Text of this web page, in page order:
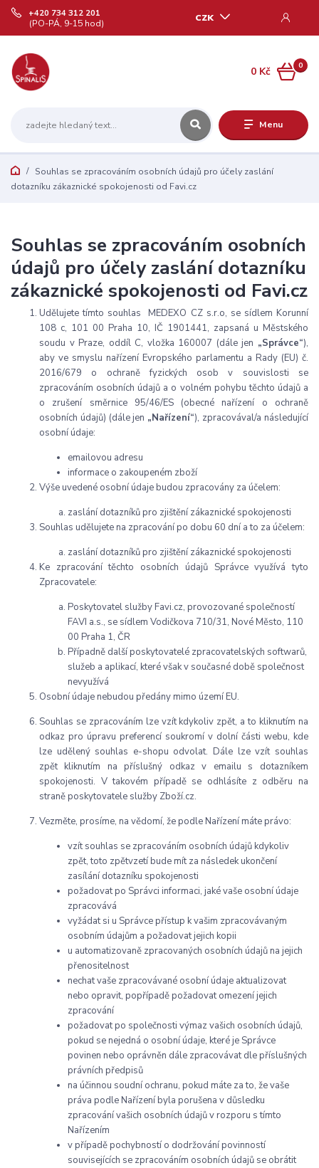
Menu
CZK
+420 734 312 201
(PO-PÁ, 9-15 hod)
0
0 Kč
Souhlas se zpracováním osobních údajů pro účely zaslání
dotazníku zákaznické spokojenosti od Favi.cz
Souhlas se zpracováním osobních
údajů pro účely zaslání dotazníku
zákaznické spokojenosti od Favi.cz
Udělujete tímto souhlas MEDEXO CZ s.r.o, se sídlem Korunní
108 c, 101 00 Praha 10, IČ 1901441, zapsaná u Městského
soudu v Praze, oddíl C, vložka 160007 (dále jen „Správce“),
aby ve smyslu nařízení Evropského parlamentu a Rady (EU) č.
2016/679 o ochraně fyzických osob v souvislosti se
zpracováním osobních údajů a o volném pohybu těchto údajů a
o zrušení směrnice 95/46/ES (obecné nařízení o ochraně
osobních údajů) (dále jen „Nařízení“), zpracovával/a následující
osobní údaje:
emailovou adresu
informace o zakoupeném zboží
Výše uvedené osobní údaje budou zpracovány za účelem:
zaslání dotazníků pro zjištění zákaznické spokojenosti
Souhlas udělujete na zpracování po dobu 60 dní a to za účelem:
zaslání dotazníků pro zjištění zákaznické spokojenosti
Ke zpracování těchto osobních údajů Správce využívá tyto
Zpracovatele:
Poskytovatel služby Favi.cz, provozované společností
FAVI a.s., se sídlem Vodičkova 710/31, Nové Město, 110
00 Praha 1, ČR
Případně další poskytovatelé zpracovatelských softwarů,
služeb a aplikací, které však v současné době společnost
nevyužívá
Osobní údaje nebudou předány mimo území EU.
Souhlas se zpracováním lze vzít kdykoliv zpět, a to kliknutím na
odkaz pro úpravu preferencí soukromí v dolní části webu, kde
lze udělený souhlas e-shopu odvolat. Dále lze vzít souhlas
zpět kliknutím na příslušný odkaz v emailu s dotazníkem
spokojenosti. V takovém případě se odhlásíte z odběru na
straně poskytovatele služby Zboží.cz.
Vezměte, prosíme, na vědomí, že podle Nařízení máte právo:
vzít souhlas se zpracováním osobních údajů kdykoliv
zpět, toto zpětvzetí bude mít za následekukončení
zasílání dotazníku spokojenosti
požadovat po Správci informaci, jaké vaše osobní údaje
zpracovává
vyžádat si u Správce přístup k vašim zpracovávaným
osobním údajům a požadovat jejich kopii
u automatizovaně zpracovaných osobních údajů na jejich
přenositelnost
nechat vaše zpracovávané osobní údaje aktualizovat
nebo opravit, popřípadě požadovat omezení jejich
zpracování
požadovat po společnosti výmaz vašich osobních údajů,
pokud se nejedná o osobní údaje, které je Správce
povinen nebo oprávněn dále zpracovávat dle příslušných
právních předpisů
na účinnou soudní ochranu, pokud máte za to, že vaše
práva podle Nařízení byla porušena v důsledku
zpracování vašich osobních údajů v rozporu s tímto
Nařízením
v případě pochybností o dodržování povinností
souvisejících se zpracováním osobních údajů se obrátit